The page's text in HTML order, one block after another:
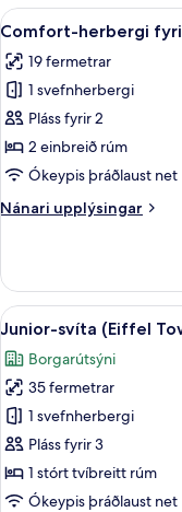
Skoða
allar
myndir
fyrir
Comfort-
herbergi
fyrir
tvö
4
Comfort-herbergi
19 fermetrar
1 svefnherbergi
Pláss fyrir 2
2 einbreið rúm
Ókeypis þráðlaust net
Nánari upplýsingar
Nánari
herbergi
fyrir
tvo,
rúm
Skoða
allar
myndir
fyrir
Junior-
svíta
(Eiffel
Tower
12
Junior-svíta (Eiffel
Borgarútsýni
35 fermetrar
1 svefnherbergi
Pláss fyrir 3
1 stórt tvíbreitt rúm
Ókeypis þráðlaust net